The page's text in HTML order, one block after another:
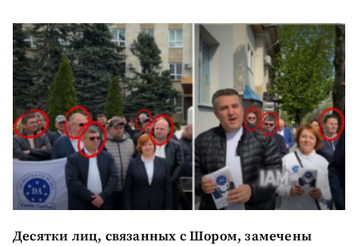
Десятки лиц, связанных с Шором, замечены